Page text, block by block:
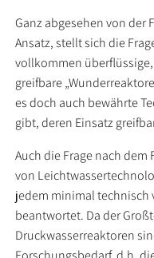
Ganz abgesehen von der
Ansatz, stellt sich die
vollkommen
greifbare
es doch auch bewährte
gibt, deren Einsatz
Auch die Frage nach dem
von
jedem minimal technisch
beantwortet. Da der
Druckwasserreaktoren